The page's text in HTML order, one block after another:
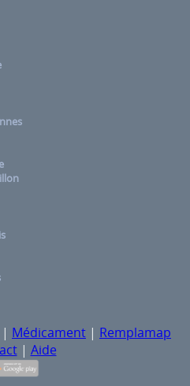
| Médicament | Remplamap
| Aide